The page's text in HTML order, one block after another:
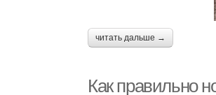
читать дальше →
Как правильно